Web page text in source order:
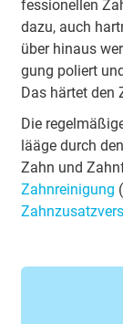
fes­sio­nel­len
da­zu, auch
über hin­aus
gung po­liert
Das här­tet den
Die
lää­ge durch
Zahn und
Zahn­rei­ni­gung